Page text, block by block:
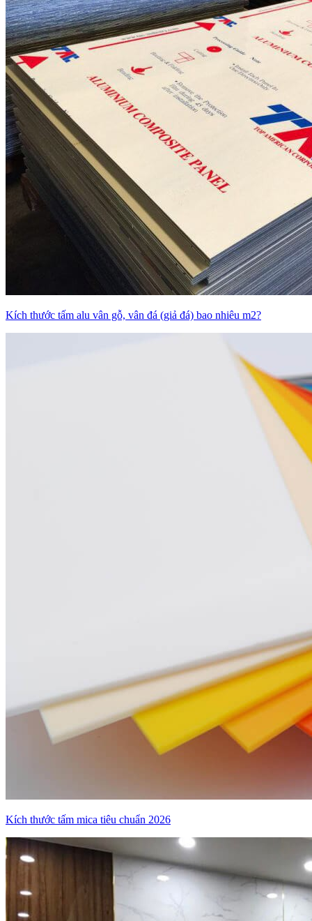
Kích thước tấm alu vân gỗ, vân đá (giả đá) bao nhiêu m2?
Kích thước tấm mica tiêu chuẩn 2026